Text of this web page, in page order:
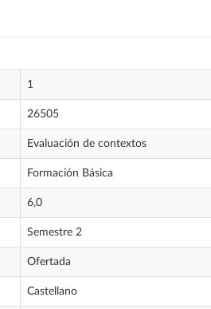
1
26505
Evaluación de contextos
Formación Básica
6,0
Semestre 2
Ofertada
Castellano